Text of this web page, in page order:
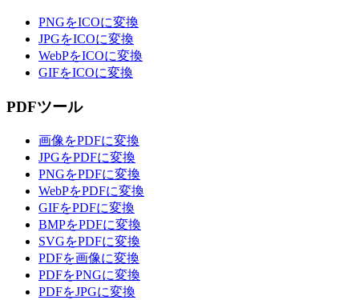
PNGをICOに変換
JPGをICOに変換
WebPをICOに変換
GIFをICOに変換
PDFツール
画像をPDFに変換
JPGをPDFに変換
PNGをPDFに変換
WebPをPDFに変換
GIFをPDFに変換
BMPをPDFに変換
SVGをPDFに変換
PDFを画像に変換
PDFをPNGに変換
PDFをJPGに変換